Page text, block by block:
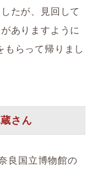
たが、見回して
ありますように
もらって帰りまし
さん
良国立博物館の